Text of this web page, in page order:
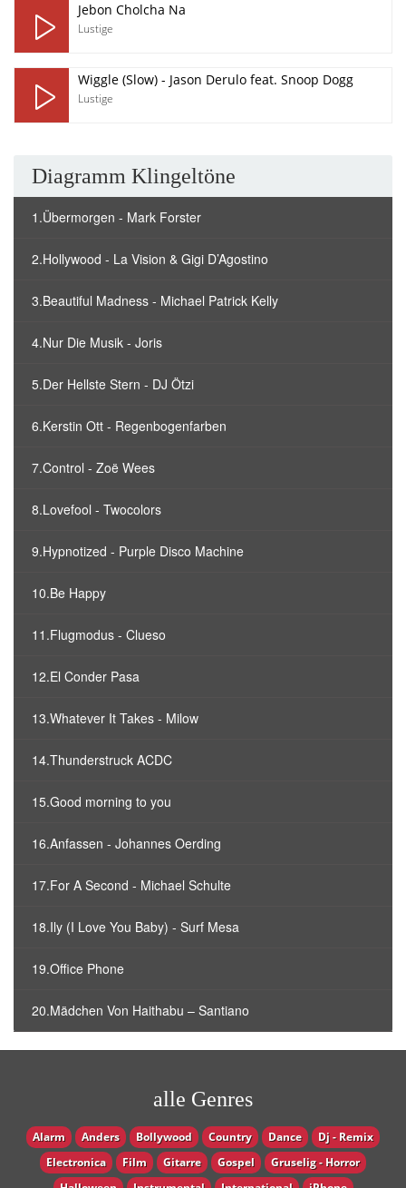
Jebon Cholcha Na
Lustige
Wiggle (Slow) - Jason Derulo feat. Snoop Dogg
Lustige
Diagramm Klingeltöne
1.Übermorgen - Mark Forster
2.Hollywood - La Vision & Gigi D’Agostino
3.Beautiful Madness - Michael Patrick Kelly
4.Nur Die Musik - Joris
5.Der Hellste Stern - DJ Ötzi
6.Kerstin Ott - Regenbogenfarben
7.Control - Zoë Wees
8.Lovefool - Twocolors
9.Hypnotized - Purple Disco Machine
10.Be Happy
11.Flugmodus - Clueso
12.El Conder Pasa
13.Whatever It Takes - Milow
14.Thunderstruck ACDC
15.Good morning to you
16.Anfassen - Johannes Oerding
17.For A Second - Michael Schulte
18.Ily (I Love You Baby) - Surf Mesa
19.Office Phone
20.Mädchen Von Haithabu – Santiano
alle Genres
Alarm Anders Bollywood Country Dance
Dj - Remix
Electronica
Film Gitarre Gospel
Gruselig - Horror